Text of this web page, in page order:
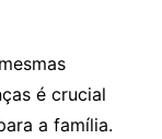
é crucial
a família.